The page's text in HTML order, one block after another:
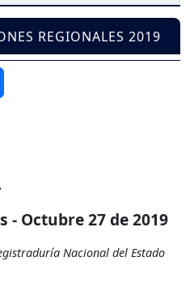
REGIONALES 2019
- Octubre 27 de 2019
Nacional del Estado